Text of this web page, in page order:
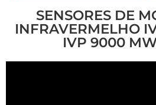
SENSORES DE
INFRAVERMELHO
IVP 9000